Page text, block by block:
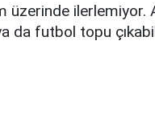
ilerlemiyor.
da futbol topu